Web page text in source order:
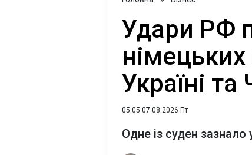
Удари РФ
Україні
05:05 07.08.2026 Пт
Одне із суден зазнало